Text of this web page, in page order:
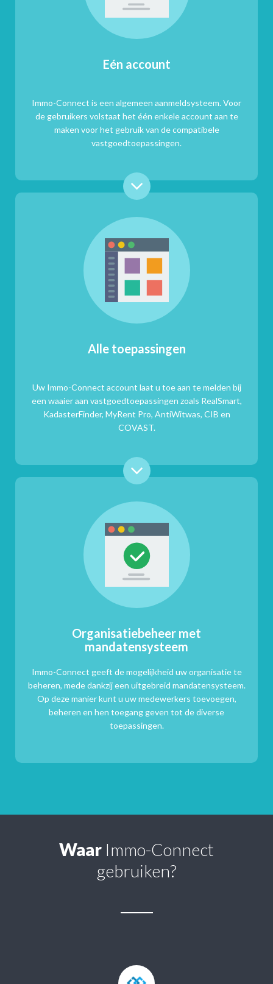
Eén account
Immo-Connect is een algemeen aanmeldsysteem. Voor
de gebruikers volstaat het één enkele account aan te
maken voor het gebruik van de compatibele
vastgoedtoepassingen.
Alle toepassingen
Uw Immo-Connect account laat u toe aan te melden bij
een waaier aan vastgoedtoepassingen zoals RealSmart,
KadasterFinder, MyRent Pro, AntiWitwas, CIB en
COVAST.
Organisatiebeheer met
mandatensysteem
Immo-Connect geeft de mogelijkheid uw organisatie te
beheren, mede dankzij een uitgebreid mandatensysteem.
Op deze manier kunt u uw medewerkers toevoegen,
beheren en hen toegang geven tot de diverse
toepassingen.
Waar Immo-Connect
gebruiken?